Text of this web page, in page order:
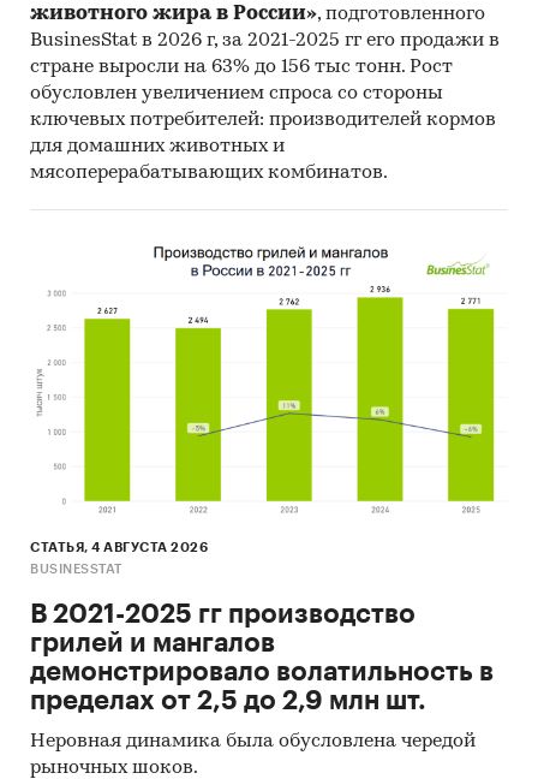
животного жира в России», подготовленного
BusinesStat в 2026 г, за 2021-2025 гг его продажи в
стране выросли на 63% до 156 тыс тонн. Рост
обусловлен увеличением спроса со стороны
ключевых потребителей: производителей кормов
для домашних животных и
мясоперерабатывающих комбинатов.
СТАТЬЯ, 4 АВГУСТА 2026
BUSINESSTAT
В 2021-2025 гг производство
грилей и мангалов
демонстрировало волатильность в
пределах от 2,5 до 2,9 млн шт.
Неровная динамика была обусловлена чередой
рыночных шоков.